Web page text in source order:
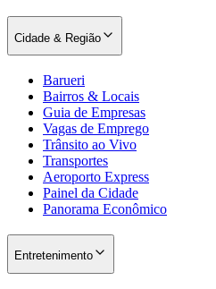
Cidade & Região
Barueri
Bairros & Locais
Guia de Empresas
Vagas de Emprego
Trânsito ao Vivo
Transportes
Aeroporto Express
Painel da Cidade
Panorama Econômico
Entretenimento